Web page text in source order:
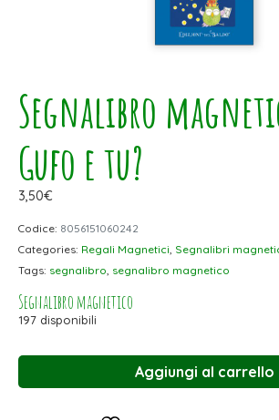
Segnalibro
Gufo e tu?
3,50€
Codice: 8056151060242
Categories: Regali Magnetici, Segnalibri
Tags: segnalibro, segnalibro magnetico
Segnalibro magnetico
197 disponibili
Aggiungi al carrello